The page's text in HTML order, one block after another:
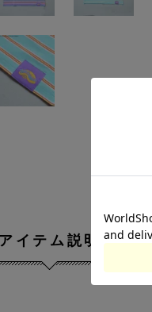
アイテム説明